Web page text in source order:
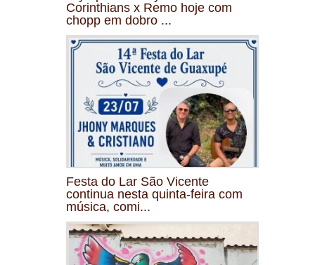
Corinthians x Remo hoje com
chopp em dobro ...
Festa do Lar São Vicente
continua nesta quinta-feira com
música, comi...